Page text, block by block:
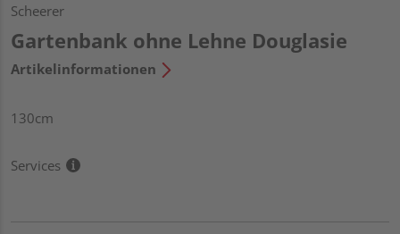
Scheerer
Gartenbank ohne Lehne Douglasie
Artikelinformationen
130cm
Services